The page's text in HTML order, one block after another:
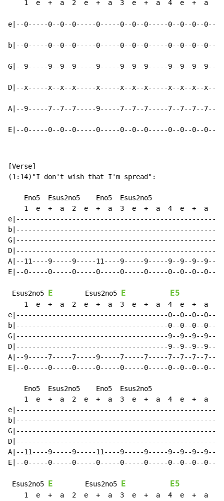
1  e +  a  2  e +  a 3  e  +  a  4  e  +
e|--0-----0--0--0-----0-----0--0--0-----0--0--0--
b|--0-----0--0--0-----0-----0--0--0-----0--0--0--
G|--9-----9--9--9-----9-----9--9--9-----9--9--9--
D|--x-----x--x--x-----x-----x--x--x-----x--x--x--
A|--9-----7--7--7-----9-----7--7--7-----7--7--7--
E|--0-----0--0--0-----0-----0--0--0-----0--0--0--
[Verse]
(1:14)"I don't wish that I'm spread":
Eno5  Esus2no5    Eno5  Esus2no5
1  e  +  a  2  e  +  a  3  e  +  a  4  e  +  a
A|--11----9-----9-----11----9-----9-----9--9--9--9--
E|--0-----0-----0-----0-----0-----0-----0--0--0--
Esus2no5 E
        Esus2no5
E E5
1  e  +  a  2  e  +  a  3  e  +  a  4  e  +  a
e|--------------------------------------0--0--0--
b|--------------------------------------0--0--0--
G|--------------------------------------9--9--9--
D|--------------------------------------9--9--9--
A|--9-----7-----7-----9-----7-----7-----7--7--7--
E|--0-----0-----0-----0-----0-----0-----0--0--0--
Eno5  Esus2no5    Eno5  Esus2no5
1  e  +  a  2  e  +  a  3  e  +  a  4  e  +  a
A|--11----9-----9-----11----9-----9-----9--9--9--9--
E|--0-----0-----0-----0-----0-----0-----0--0--0--
Esus2no5 E
        Esus2no5
E E5
1  e  +  a  2  e  +  a  3  e  +  a  4  e  +  a